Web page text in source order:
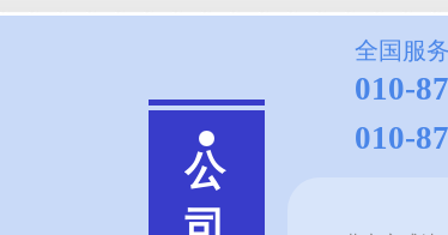
全国服
010-
010-
公